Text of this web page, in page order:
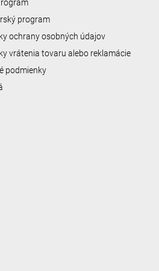
program
ochrany osobných údajov
vrátenia tovaru alebo reklamácie
podmienky